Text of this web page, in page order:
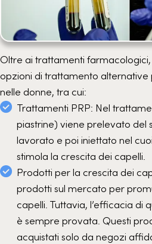
Oltre ai trattamenti
opzioni di trattamento
nelle donne, tra cui:
Trattamenti PRP: Nel
piastrine) viene prelevato del
lavorato e poi iniettato nel
stimola la crescita dei capelli.
Prodotti per la crescita dei
prodotti sul mercato per
capelli. Tuttavia, l’efficacia di
è sempre provata. Questi
acquistati solo da negozi